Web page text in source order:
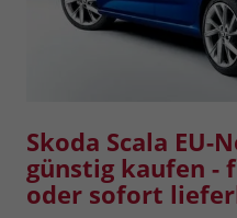
Skoda Scala EU-
günstig kaufen -
oder sofort